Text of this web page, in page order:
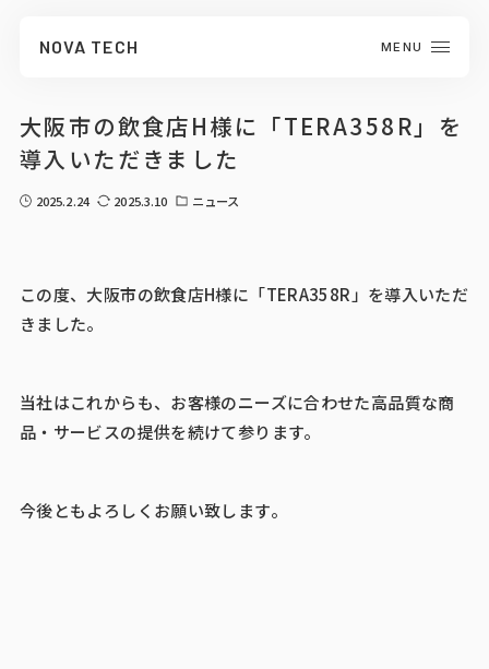
MENU
NOVA TECH
大阪市の飲食店H様に「TERA358R」を
導入いただきました
2025.2.24 2025.3.10 ニュース
この度、大阪市の飲食店H様に「TERA358R」を導入いただ
きました。
当社はこれからも、お客様のニーズに合わせた高品質な商
品・サービスの提供を続けて参ります。
今後ともよろしくお願い致します。